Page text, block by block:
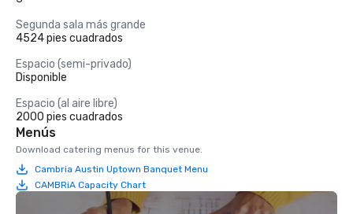
Segunda sala más grande
4524 pies cuadrados
Espacio (semi-privado)
Disponible
Espacio (al aire libre)
2000 pies cuadrados
Menús
Download catering menus for this venue.
Cambria Austin Uptown Banquet Menu
CAMBRiA Capacity Chart